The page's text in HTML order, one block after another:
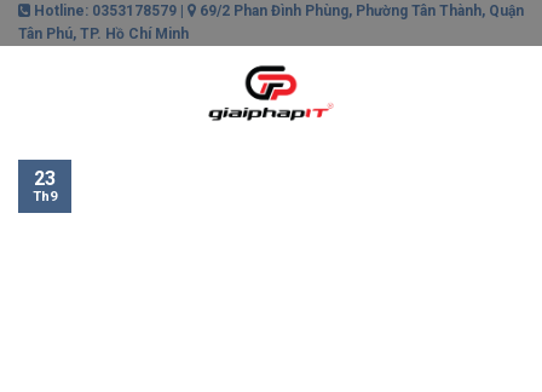
Skip
to
Hotline: 0353178579 |
69/2 Phan Đình Phùng, Phường Tân Thành, Quận
Tân Phú, TP. Hồ Chí Minh
23
Th9